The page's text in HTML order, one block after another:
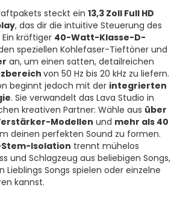
steckt ein 13,3 Zoll Full HD
, das dir die intuitive Steuerung des
kräftiger 40-Watt-Klasse-D-
speziellen Kohlefaser-Tieftöner und
an, um einen satten, detailreichen
von 50 Hz bis 20 kHz zu liefern.
beginnt jedoch mit der integrierten
. Sie verwandelt das Lava Studio in
kreativen Partner: Wähle aus über
Modellen und mehr als 40
deinen perfekten Sound zu formen.
Isolation trennt mühelos
und Schlagzeug aus beliebigen Songs,
Lieblings Songs spielen oder einzelne
kannst.